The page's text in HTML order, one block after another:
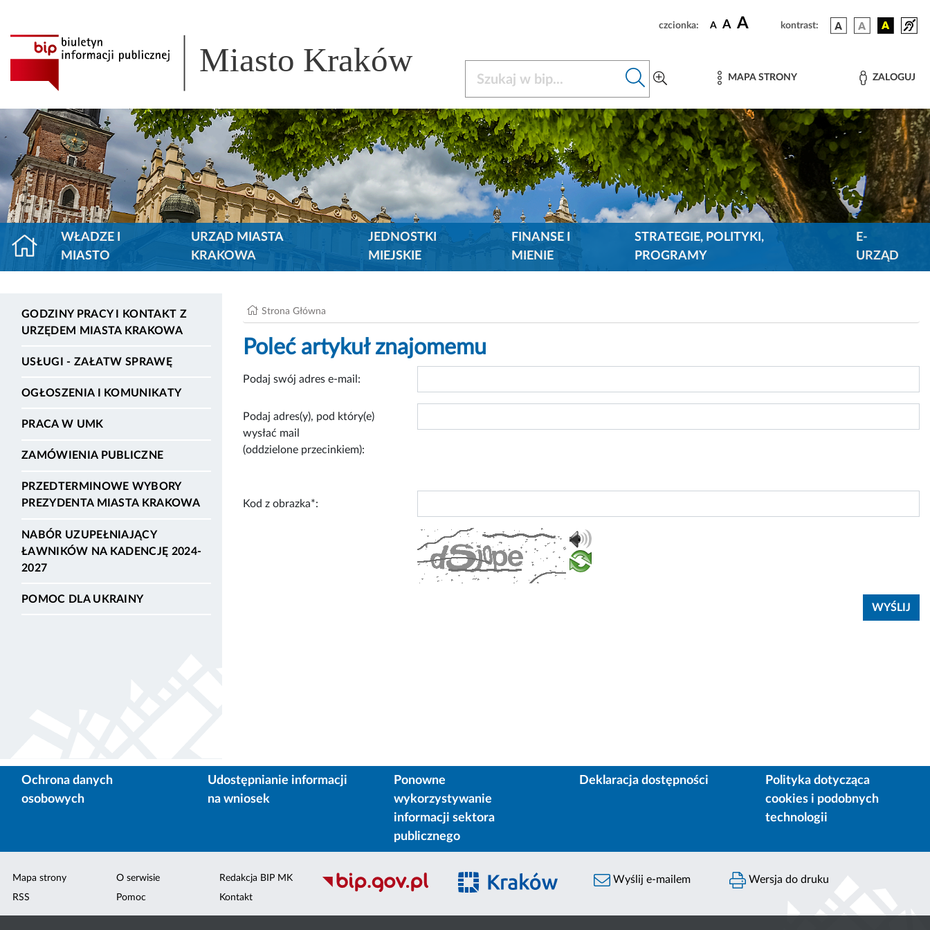
czcionka: A A A kontrast:
Miasto Kraków MAPA STRONY ZALOGUJ
WŁADZE I
MIASTO
URZĄD MIASTA
KRAKOWA
JEDNOSTKI
MIEJSKIE
FINANSE I
MIENIE
STRATEGIE, POLITYKI,
PROGRAMY
E-
URZĄD
GODZINY PRACY I KONTAKT Z
URZĘDEM MIASTA KRAKOWA
USŁUGI - ZAŁATW SPRAWĘ
OGŁOSZENIA I KOMUNIKATY
PRACA W UMK
ZAMÓWIENIA PUBLICZNE
PRZEDTERMINOWE WYBORY
PREZYDENTA MIASTA KRAKOWA
NABÓR UZUPEŁNIAJĄCY
ŁAWNIKÓW NA KADENCJĘ 2024-
2027
POMOC DLA UKRAINY
Strona Główna
Poleć artykuł znajomemu
Podaj swój adres e-mail:
Podaj adres(y), pod który(e)
wysłać mail
(oddzielone przecinkiem):
Kod z obrazka*:
Ochrona danych
osobowych
Udostępnianie informacji
na wniosek
Ponowne
wykorzystywanie
informacji sektora
publicznego
Deklaracja dostępności
Polityka dotycząca
cookies i podobnych
technologii
Mapa strony
RSS
O serwisie
Pomoc
Redakcja BIP MK
Kontakt
Wyślij e-mailem Wersja do druku